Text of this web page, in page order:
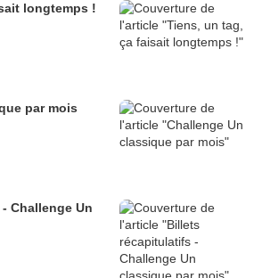
longtemps !
par mois
Challenge Un